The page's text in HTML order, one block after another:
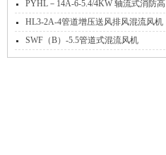
料
PYHL－14A-6-5.4/4KW 轴流式消防高
温排烟混流风机
HL3-2A-4管道增压送风排风混流风机
可消音
SWF（B）-5.5管道式混流风机